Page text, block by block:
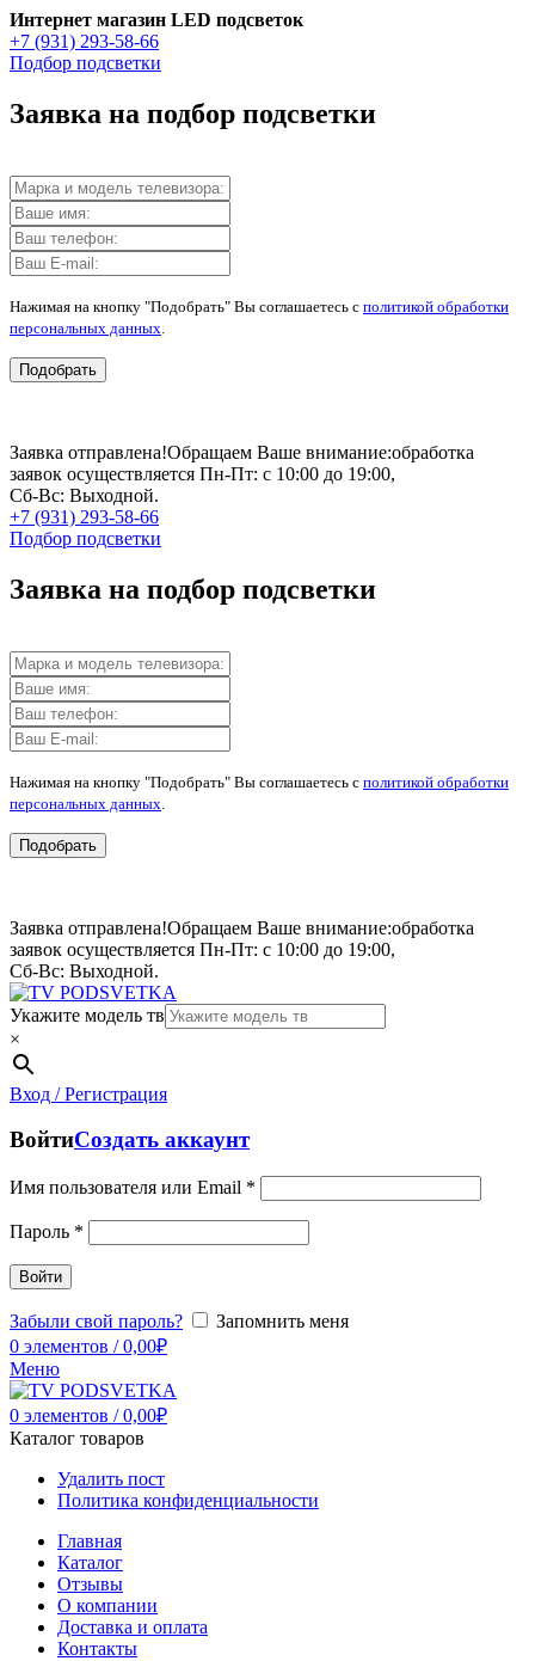
Интернет магазин LED подсветок
+7 (931) 293-58-66
Подбор подсветки
Заявка на подбор подсветки
Нажимая на кнопку "Подобрать" Вы соглашаетесь с политикой обработки
персональных данных
Подобрать
Заявка отправлена!Обращаем Ваше внимание:обработка
заявок осуществляется Пн-Пт: с 10:00 до 19:00,
Сб-Вс: Выходной.
+7 (931) 293-58-66
Подбор подсветки
Заявка на подбор подсветки
Нажимая на кнопку "Подобрать" Вы соглашаетесь с политикой обработки
персональных данных
Подобрать
Заявка отправлена!Обращаем Ваше внимание:обработка
заявок осуществляется Пн-Пт: с 10:00 до 19:00,
Сб-Вс: Выходной.
Укажите модель тв
×
Вход / Регистрация
ВойтиСоздать аккаунт
Имя пользователя или Email *
Пароль *
Войти
Забыли свой пароль?
Запомнить меня
0 элементов / 0,00₽
Меню
0 элементов / 0,00₽
Каталог товаров
Удалить пост
Политика конфиденциальности
Главная
Каталог
Отзывы
О компании
Доставка и оплата
Контакты